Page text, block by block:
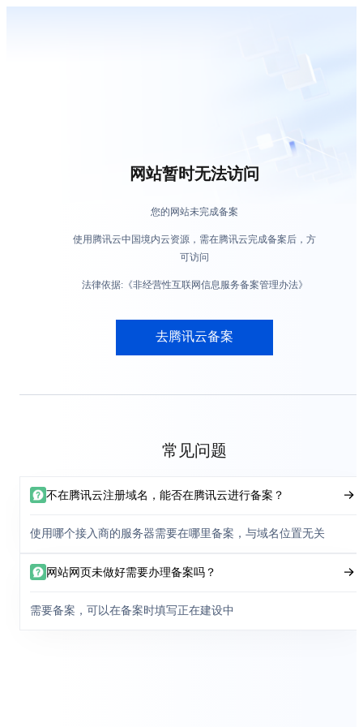
网站暂时无法访问
您的网站未完成备案
使用腾讯云中国境内云资源，需在腾讯云完成备案后，方
可访问
法律依据:《非经营性互联网信息服务备案管理办法》
去腾讯云备案
常见问题
不在腾讯云注册域名，能否在腾讯云进行备案？
使用哪个接入商的服务器需要在哪里备案，与域名位置无关
网站网页未做好需要办理备案吗？
需要备案，可以在备案时填写正在建设中